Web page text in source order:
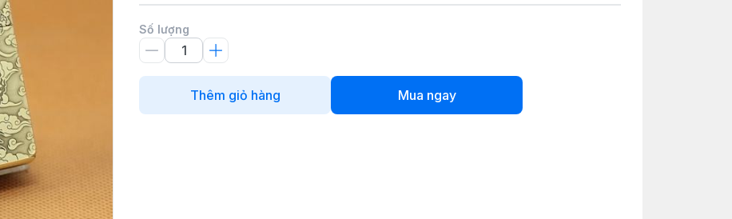
Số lượng
Thêm giỏ hàng Mua ngay